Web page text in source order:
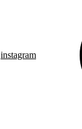
instagram